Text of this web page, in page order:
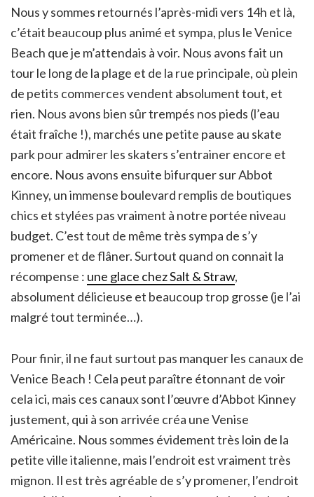
Nous y sommes retournés l’après-midi vers 14h et là,
c’était beaucoup plus animé et sympa, plus le Venice
Beach que je m’attendais à voir. Nous avons fait un
tour le long de la plage et de la rue principale, où plein
de petits commerces vendent absolument tout, et
rien. Nous avons bien sûr trempés nos pieds (l’eau
était fraîche !), marchés une petite pause au skate
park pour admirer les skaters s’entrainer encore et
encore. Nous avons ensuite bifurquer sur Abbot
Kinney, un immense boulevard remplis de boutiques
chics et stylées pas vraiment à notre portée niveau
budget. C’est tout de même très sympa de s’y
promener et de flâner. Surtout quand on connait la
récompense : une glace chez Salt & Straw,
absolument délicieuse et beaucoup trop grosse (je l’ai
malgré tout terminée…).
Pour finir, il ne faut surtout pas manquer les canaux de
Venice Beach ! Cela peut paraître étonnant de voir
cela ici, mais ces canaux sont l’œuvre d’Abbot Kinney
justement, qui à son arrivée créa une Venise
Américaine. Nous sommes évidement très loin de la
petite ville italienne, mais l’endroit est vraiment très
mignon. Il est très agréable de s’y promener, l’endroit